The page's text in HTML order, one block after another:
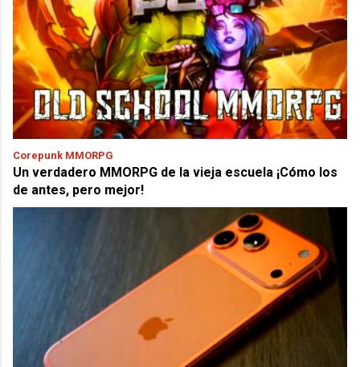
Corepunk MMORPG
Un verdadero MMORPG de la vieja escuela ¡Cómo los
de antes, pero mejor!